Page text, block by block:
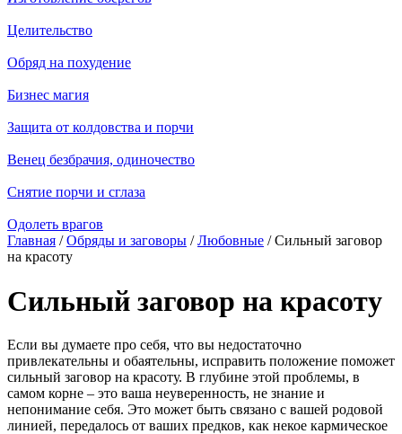
Целительство
Обряд на похудение
Бизнес магия
Защита от колдовства и порчи
Венец безбрачия, одиночество
Снятие порчи и сглаза
Одолеть врагов
Главная /Обряды и заговоры /Любовные / Сильный заговор
на красоту
Сильный заговор на красоту
Если вы думаете про себя, что вы недостаточно
привлекательны и обаятельны, исправить положение поможет
сильный заговор на красоту. В глубине этой проблемы, в
самом корне – это ваша неуверенность, не знание и
непонимание себя. Это может быть связано с вашей родовой
линией, передалось от ваших предков, как некое кармическое